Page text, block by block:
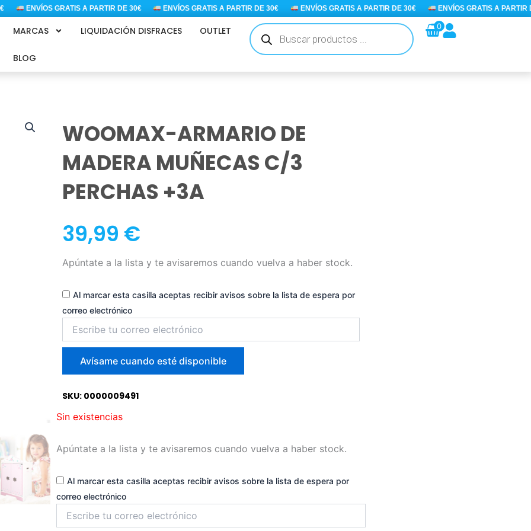
ENVÍOS GRATIS A PARTIR DE 30€ ENVÍOS GRATIS A PARTIR DE 30€ ENVÍOS GRATIS A PARTIR DE 30€ ENVÍOS GRATIS A PARTIR DE
MARCAS LIQUIDACIÓN DISFRACES OUTLET
BLOG
Búsqueda
de
productos
0
WOOMAX-ARMARIO DE
MADERA MUÑECAS C/3
PERCHAS +3A
39,99 €
Apúntate a la lista y te avisaremos cuando vuelva a haber stock.
Al marcar esta casilla aceptas recibir avisos sobre la lista de espera por
correo electrónico
correo
la
de
Avísame cuando esté disponible
SKU: 0000009491
Sin existencias
Apúntate a la lista y te avisaremos cuando vuelva a haber stock.
Al marcar esta casilla aceptas recibir avisos sobre la lista de espera por
correo electrónico